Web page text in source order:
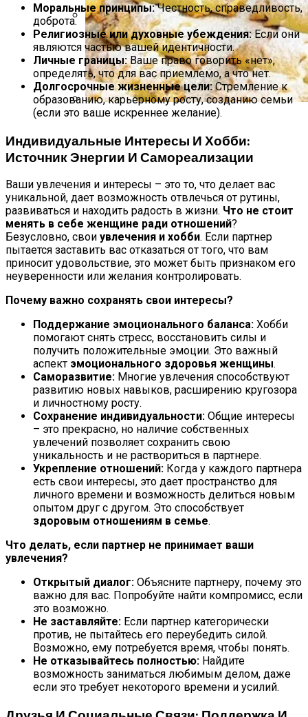
Полезно Ли Спать Днем?
Домашние Рогалики «Баунти»:
Бюджетный Десерт К Чаю
Моральные принципы:Честность, справедливость,
доброта.
Религиозные или духовные убеждения:Если они
являются частью вашей идентичности.
Личные границы:Ваше право говорить «нет»,
определять, что для вас приемлемо, а что нет.
Долгосрочные жизненные цели:Стремление к
образованию, карьерному росту, созданию семьи
(если это ваше искреннее желание).
Индивидуальные Интересы И Хобби:
Источник Энергии И Самореализации
Ваши увлечения и интересы – это то, что делает вас
уникальной, дает возможность отвлечься от рутины,
развиваться и находить радость в жизни. Что не стоит
менять в себе женщине ради отношений?
Безусловно, свои увлечения и хобби. Если партнер
пытается заставить вас отказаться от того, что вам
приносит удовольствие, это может быть признаком его
неуверенности или желания контролировать.
Почему важно сохранять свои интересы?
Поддержание эмоционального баланса: Хобби
помогают снять стресс, восстановить силы и
получить положительные эмоции. Это важный
аспект эмоционального здоровья женщины.
Саморазвитие: Многие увлечения способствуют
развитию новых навыков, расширению кругозора
и личностному росту.
Сохранение индивидуальности: Общие интересы
– это прекрасно, но наличие собственных
увлечений позволяет сохранить свою
уникальность и не раствориться в партнере.
Укрепление отношений: Когда у каждого партнера
есть свои интересы, это дает пространство для
личного времени и возможность делиться новым
опытом друг с другом. Это способствует
здоровым отношениям в семье.
Что делать, если партнер не принимает ваши
увлечения?
Открытый диалог: Объясните партнеру, почему это
важно для вас. Попробуйте найти компромисс, если
это возможно.
Не заставляйте: Если партнер категорически
против, не пытайтесь его переубедить силой.
Возможно, ему потребуется время, чтобы понять.
Не отказывайтесь полностью: Найдите
возможность заниматься любимым делом, даже
если это требует некоторого времени и усилий.